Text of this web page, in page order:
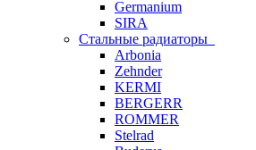
Germanium
SIRA
Стальные радиаторы
Arbonia
Zehnder
KERMI
BERGERR
ROMMER
Stelrad